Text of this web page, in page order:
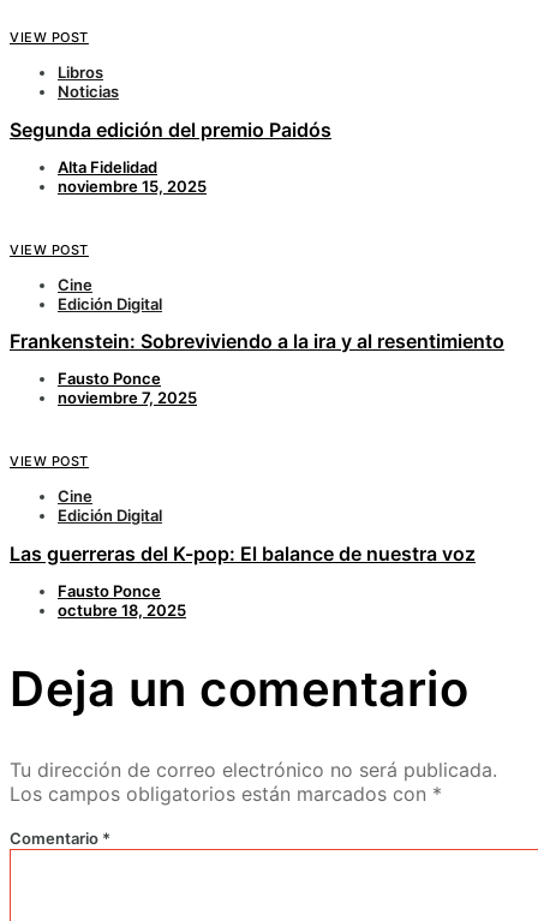
VIEW POST
Libros
Noticias
Segunda edición del premio Paidós
Alta Fidelidad
noviembre 15, 2025
VIEW POST
Cine
Edición Digital
Frankenstein: Sobreviviendo a la ira y al resentimiento
Fausto Ponce
noviembre 7, 2025
VIEW POST
Cine
Edición Digital
Las guerreras del K-pop: El balance de nuestra voz
Fausto Ponce
octubre 18, 2025
Deja un comentario
Tu dirección de correo electrónico no será publicada.
Los campos obligatorios están marcados con *
Comentario *